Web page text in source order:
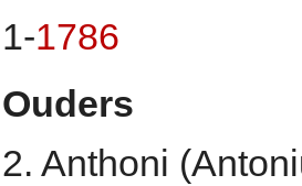
1-1786
Ouders
2. Anthoni